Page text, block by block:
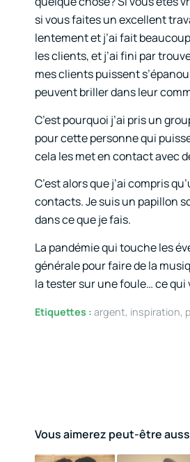
si vous faites un excellent
lentement et j’ai fait
les clients, et j’ai fini par
mes clients puissent
peuvent briller dans leur
C’est pourquoi j’ai pris un
pour cette personne qui
cela les met en contact avec
C’est alors que j’ai compris
contacts. Je suis un papillon
dans ce que je fais.
La pandémie qui touche les
générale pour faire de la
la tester sur une foule… ce qui
Etiquettes : argent, inspiration,
Vous aimerez peut-être